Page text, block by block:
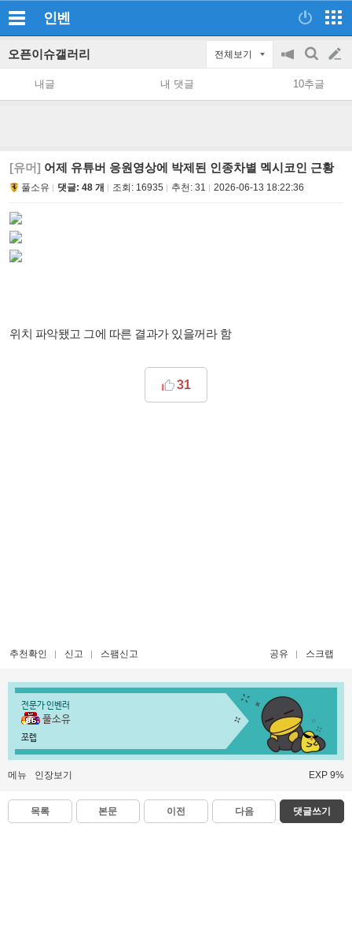
인벤
오픈이슈갤러리 전체보기
공
지
on/off
검
색
글
쓰
내글 내 댓글 10추글
[유머] 어제 유튜버 응원영상에 박제된 인종차별 멕시코인 근황
풀소유 댓글: 48 개 조회: 16935 추천: 31 2026-06-13 18:22:36
위치 파악됐고 그에 따른 결과가 있을꺼라 함
31
추천확인 신고 스팸신고 공유 스크랩
전문가 인벤러
풀소유
쪼렙
메뉴 인장보기 EXP 9%
목록 본문 이전 다음 댓글쓰기